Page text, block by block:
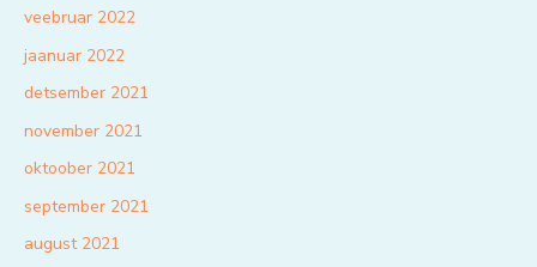
veebruar 2022
jaanuar 2022
detsember 2021
november 2021
oktoober 2021
september 2021
august 2021